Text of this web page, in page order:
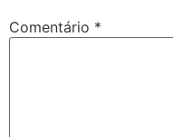
Comentário *